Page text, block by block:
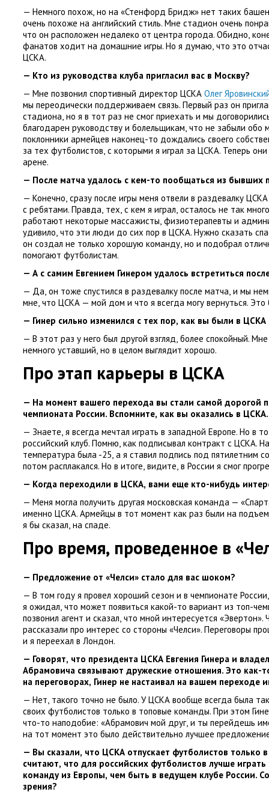
— Немного похож, но на «Стенфорд Бридж» нет таких
очень похоже на английский стиль. Мне стадион очень
что он расположен недалеко от центра города. Обидно,
фанатов ходит на домашние игры. Но я думаю, что это
ЦСКА.
— Кто из руководства клуба пригласил вас в Москву?
— Мне позвонил спортивный директор ЦСКА Олег
мы переодически поддерживаем связь. Первый раз он
стадиона, но я в тот раз не смог приехать и мы
благодарен руководству и болельщикам, что не забыли обо
поклонники армейцев наконец-то дождались своего
за тех футболистов, с которыми я играл за ЦСКА. Теперь
арене.
— После матча удалось с кем-то пообщаться из бывших
— Конечно, сразу после игры меня отвели в раздевалку
с ребятами. Правда, тех, с кем я играл, осталось не так
работают некоторые массажисты, физиотерапевты и
удивило, что эти люди до сих пор в ЦСКА. Нужно сказать
он создал не только хорошую команду, но и подобрал
помогают футболистам.
— А с самим Евгением Гинером удалось встретиться
— Да, он тоже спустился в раздевалку после матча, и мы
мне, что ЦСКА — мой дом и что я всегда могу вернуться. Это
— Гинер сильно изменился с тех пор, как вы были в ЦСКА
— В этот раз у него был другой взгляд, более спокойный. Мне
немного уставший, но в целом выглядит хорошо.
Про этап карьеры в ЦСКА
— На момент вашего перехода вы стали самой дорогой
чемпионата России. Вспомните, как вы оказались в
— Знаете, я всегда мечтал играть в западной Европе. Но в
российский клуб. Помню, как подписывал контракт с ЦСКА.
температура была -25, а я ставил подпись под пятилетним
потом расплакался. Но в итоге, видите, в России я смог
— Когда переходили в ЦСКА, вами еще кто-нибудь
— Меня могла получить другая московская команда —
именно ЦСКА. Армейцы в тот момент как раз были на
я бы сказал, на спаде.
Про время, проведенное в
— Предложение от «Челси» стало для вас шоком?
— В том году я провел хороший сезон и в чемпионате России,
я ожидал, что может появиться какой-то вариант из топ-
позвонил агент и сказал, что мной интересуется «Эвертон».
рассказали про интерес со стороны «Челси». Переговоры
и я переехал в Лондон.
— Говорят, что президента ЦСКА Евгения Гинера и
Абрамовича связывают дружеские отношения. Это как-
на переговорах, Гинер не настаивал на вашем переходе
— Нет, такого точно не было. У ЦСКА вообще всегда была
своих футболистов только в топовые команды. При этом
что-то наподобие: «Абрамович мой друг, и ты перейдешь
на тот момент это было действительно лучшее
— Вы сказали, что ЦСКА отпускает футболистов только
считают, что для российских футболистов лучше
команду из Европы, чем быть в ведущем клубе России.
зрения?